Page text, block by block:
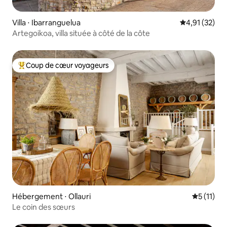
Villa ⋅ Ibarranguelua Évaluation
4,91 (32)
Artegoikoa, villa située à côté de la côte
Coups de cœur voyageurs les plus appréciés
Coup de cœur voyageurs
Hébergement ⋅ Ollauri
5 (11)
Le coin des sœurs